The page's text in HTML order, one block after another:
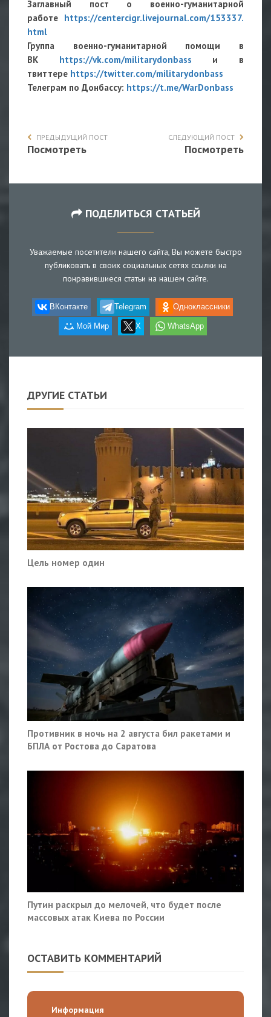
Заглавный пост о военно-гуманитарной
работе https://centercigr.livejournal.com/153337.
html
Группа военно-гуманитарной помощи в
ВК https://vk.com/militarydonbass и в
твиттере https://twitter.com/militarydonbass
Телеграм по Донбассу: https://t.me/WarDonbass
ПРЕДЫДУЩИЙ ПОСТ
Посмотреть
СЛЕДУЮЩИЙ ПОСТ
Посмотреть
ПОДЕЛИТЬСЯ СТАТЬЕЙ
Уважаемые посетители нашего сайта, Вы можете быстро
публиковать в своих социальных сетях ссылки на
понравившиеся статьи на нашем сайте.
ВКонтакте Telegram Одноклассники
Мой Мир X WhatsApp
ДРУГИЕ СТАТЬИ
Цель номер один
Противник в ночь на 2 августа бил ракетами и
БПЛА от Ростова до Саратова
Путин раскрыл до мелочей, что будет после
массовых атак Киева по России
ОСТАВИТЬ КОММЕНТАРИЙ
Информация